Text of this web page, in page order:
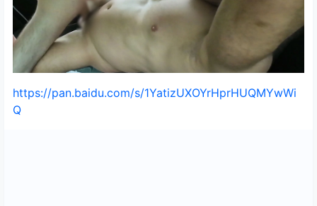
https://pan.baidu.com/s/1YatizUXOYrHprHUQMYwWi
Q